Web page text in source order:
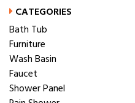
CATEGORIES
Bath Tub
Furniture
Wash Basin
Faucet
Shower Panel